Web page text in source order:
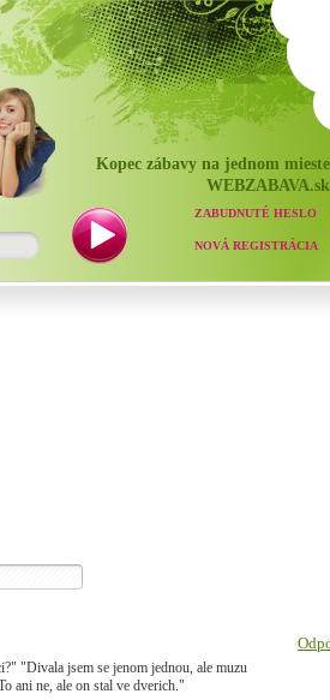
Kopec zábavy na jednom mieste
WEBZABAVA.sk
ZABUDNUTÉ HESLO
NOVÁ REGISTRÁCIA
"Divala jsem se jenom jednou, ale muzu
ani ne, ale on stal ve dverich."